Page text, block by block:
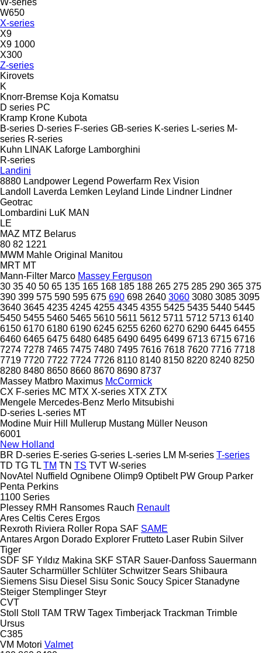
W650
X-series
X9
X9 1000
X300
Z-series
Kirovets
K
Knorr-Bremse Koja Komatsu
D series PC
Kramp Krone Kubota
B-series D-series F-series GB-series K-series L-series M-
series R-series
Kuhn LINAK Laforge Lamborghini
R-series
Landini
8880 Landpower Legend Powerfarm Rex Vision
Landoll
Laverda Lemken Leyland Linde Lindner Lindner
Geotrac
Lombardini LuK MAN
LE
MAZ MTZ Belarus
80 82 1221
MWM Mahle Original
Manitou
MRT MT
Mann-Filter Marco Massey Ferguson
30 35 40 50 65 135 165 168 185 188 265 275 285 290 365 375
390 399 575 590 595 675 690 698 2640 3060 3080 3085 3095
3640 3645 4235 4245 4255 4345 4355 5425 5435 5440 5445
5450 5455 5460 5465 5610 5611 5612 5711 5712 5713 6140
6150 6170 6180 6190 6245 6255 6260 6270 6290 6445 6455
6460 6465 6475 6480 6485 6490 6495 6499 6713 6715 6716
7274 7278 7465 7475 7480 7495 7616 7618 7620 7716 7718
7719 7720 7722 7724 7726 8110 8140 8150 8220 8240 8250
8280 8480 8650 8660 8670 8690 8737
Massey Matbro Maximus McCormick
CX F-series MC MTX X-series XTX ZTX
Mengele Mercedes-Benz Merlo Mitsubishi
D-series L-series MT
Modine Muir Hill Mullerup Mustang Müller Neuson
6001
New Holland
BR D-series E-series G-series L-series LM M-series T-series
TD TG TL TM TN TS TVT W-series
NovAtel Nuffield Ognibene Olimp9 Optibelt PW Group Parker
Penta Perkins
1100 Series
Plessey RMH Ransomes Rauch Renault
Ares Celtis Ceres Ergos
Rexroth Riviera Roller Ropa SAF SAME
AntaresArgon Dorado Explorer Frutteto Laser Rubin Silver
Tiger
SDF SF Yıldız Makina SKF STAR Sauer-Danfoss Sauermann
Sauter Scharmüller Schlüter Schwitzer Sears Shibaura
Siemens Sisu Diesel Sisu Sonic Soucy Spicer Stanadyne
Steiger Stemplinger Steyr
CVT
Stoll
Stoll TAM TRW Tagex Timberjack Trackman Trimble
Ursus
C385
VM Motori Valmet